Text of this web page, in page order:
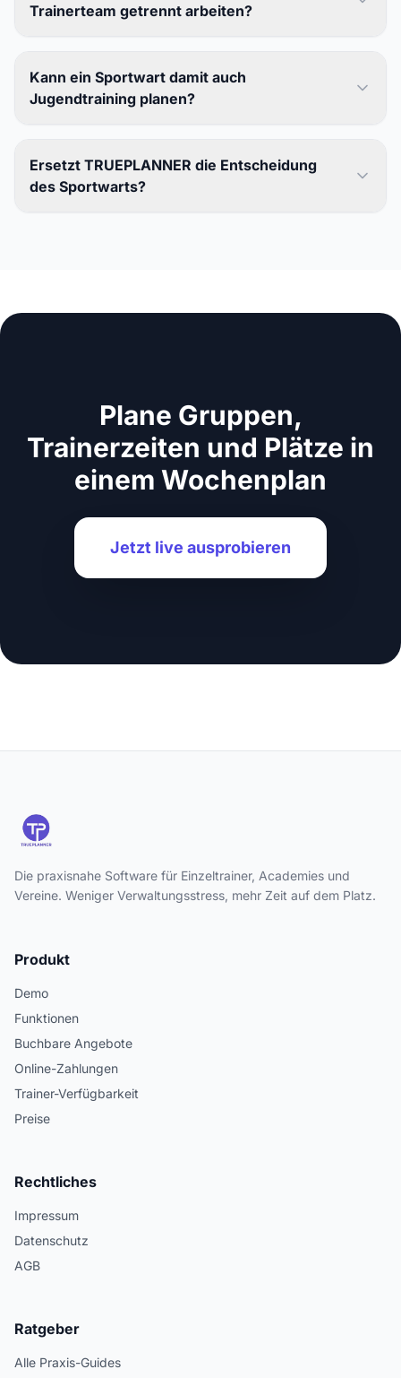
Trainerteam getrennt arbeiten?
Kann ein Sportwart damit auch
Jugendtraining planen?
Ersetzt TRUEPLANNER die Entscheidung
des Sportwarts?
Plane Gruppen,
Trainerzeiten und Plätze in
einem Wochenplan
Jetzt live ausprobieren
Die praxisnahe Software für Einzeltrainer, Academies und
Vereine. Weniger Verwaltungsstress, mehr Zeit auf dem Platz.
Produkt
Demo
Funktionen
Buchbare Angebote
Online-Zahlungen
Trainer-Verfügbarkeit
Preise
Rechtliches
Impressum
Datenschutz
AGB
Ratgeber
Alle Praxis-Guides